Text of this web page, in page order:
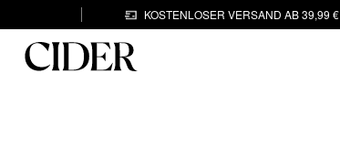
KOSTENLOSER VERSAND AB 39,99 €